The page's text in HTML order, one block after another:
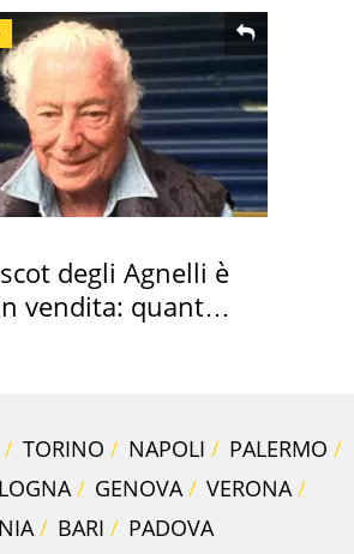
degli Agnelli è
vendita: quanto
TORINO NAPOLI
PALERMO
GENOVA
VERONA
BARI PADOVA